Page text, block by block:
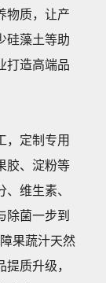
物质，让产
硅藻土等助
打造高端品
，定制专用
胶、淀粉等
维生素、
除菌一步到
果蔬汁天然
质升级，